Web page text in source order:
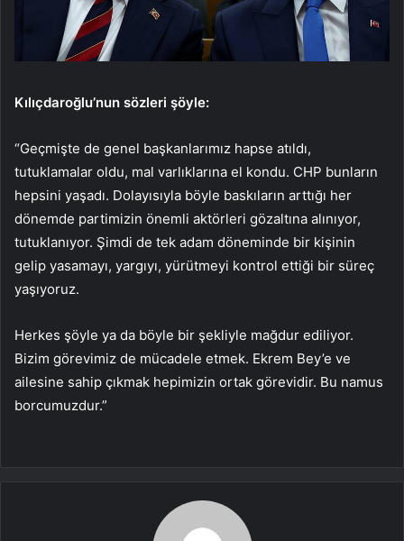
Kılıçdaroğlu’nun sözleri şöyle:
“Geçmişte de genel başkanlarımız hapse atıldı,
tutuklamalar oldu, mal varlıklarına el kondu. CHP bunların
hepsini yaşadı. Dolayısıyla böyle baskıların arttığı her
dönemde partimizin önemli aktörleri gözaltına alınıyor,
tutuklanıyor. Şimdi de tek adam döneminde bir kişinin
gelip yasamayı, yargıyı, yürütmeyi kontrol ettiği bir süreç
yaşıyoruz.
Herkes şöyle ya da böyle bir şekliyle mağdur ediliyor.
Bizim görevimiz de mücadele etmek. Ekrem Bey’e ve
ailesine sahip çıkmak hepimizin ortak görevidir. Bu namus
borcumuzdur.”